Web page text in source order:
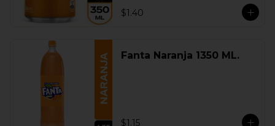
$1.40
Fanta Naranja 1350 ML.
$1.15